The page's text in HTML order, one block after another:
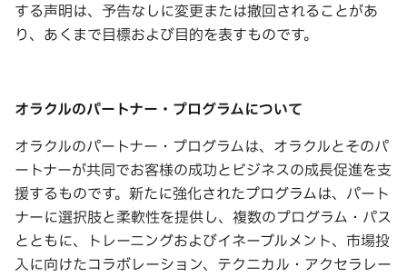
する声明は、予告なしに変更または撤回されることがあ
り、あくまで⽬標および⽬的を表すものです。
オラクルのパートナー・プログラムについて
オラクルのパートナー・プログラムは、オラクルとそのパ
ートナーが共同でお客様の成功とビジネスの成⻑促進を⽀
援するものです。新たに強化されたプログラムは、パート
ナーに選択肢と柔軟性を提供し、複数のプログラム・パス
とともに、トレーニングおよびイネーブルメント、市場投
⼊に向けたコラボレーション、テクニカル・アクセラレー